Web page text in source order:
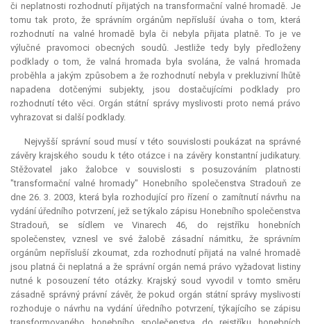
či neplatnosti rozhodnutí přijatých na transformační valné hromadě. Je
tomu tak proto, že správním orgánům nepřísluší úvaha o tom, která
rozhodnutí na valné hromadě byla či nebyla přijata platně. To je ve
výlučné pravomoci obecných soudů. Jestliže tedy byly předloženy
podklady o tom, že valná hromada byla svolána, že valná hromada
proběhla a jakým způsobem a že rozhodnutí nebyla v prekluzivní lhůtě
napadena dotčenými subjekty, jsou dostačujícími podklady pro
rozhodnutí této věci. Orgán státní správy myslivosti proto nemá právo
vyhrazovat si další podklady.
Nejvyšší správní soud musí v této souvislosti poukázat na správné
závěry krajského soudu k této otázce i na závěry konstantní judikatury.
Stěžovatel jako žalobce v souvislosti s posuzováním platnosti
"transformační valné hromady" Honebního společenstva Stradouň ze
dne 26. 3. 2003, která byla rozhodující pro řízení o zamítnutí návrhu na
vydání úředního potvrzení, jež se týkalo zápisu Honebního společenstva
Stradouň, se sídlem ve Vinarech 46, do rejstříku honebních
společenstev, vznesl ve své žalobě zásadní námitku, že správním
orgánům nepřísluší zkoumat, zda rozhodnutí přijatá na valné hromadě
jsou platná či neplatná a že správní orgán nemá právo vyžadovat listiny
nutné k posouzení této otázky. Krajský soud vyvodil v tomto směru
zásadně správný právní závěr, že pokud orgán státní správy myslivosti
rozhoduje o návrhu na vydání úředního potvrzení, týkajícího se zápisu